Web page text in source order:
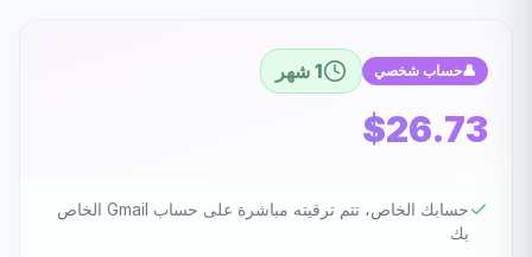
👤حساب شخصي 1 شهر
$26.73
حسابك الخاص، تتم ترقيته مباشرة على حساب Gmail الخاص
بك